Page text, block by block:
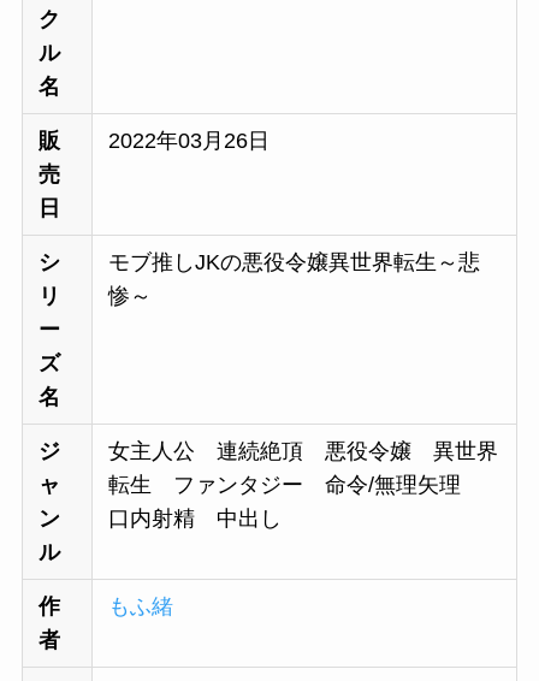
ク
ル
名
販
売
日
2022年03月26日
シ
リ
ー
ズ
名
モブ推しJKの悪役令嬢異世界転生～悲
惨～
ジ
ャ
ン
ル
女主人公 連続絶頂 悪役令嬢 異世界
転生 ファンタジー 命令/無理矢理
口内射精 中出し
作
者
もふ緒